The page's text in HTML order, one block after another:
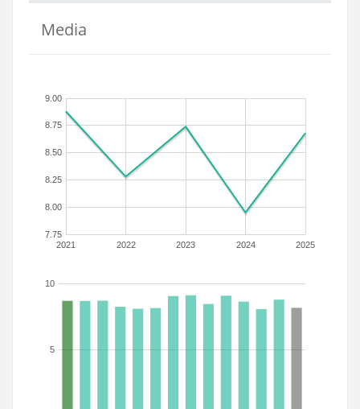
Media
2021 2022 2023 2024 2025
7.75
8.00
8.25
8.50
8.75
9.00
5
10